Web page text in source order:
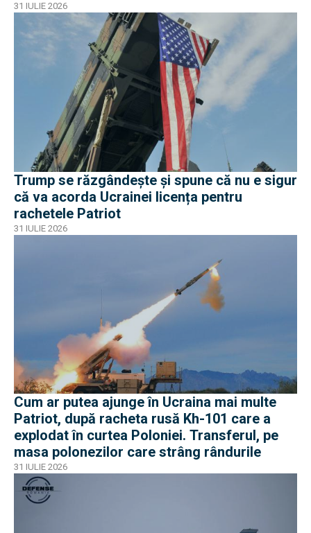
31 IULIE 2026
Trump se răzgândește și spune că nu e sigur
că va acorda Ucrainei licența pentru
rachetele Patriot
31 IULIE 2026
Cum ar putea ajunge în Ucraina mai multe
Patriot, după racheta rusă Kh-101 care a
explodat în curtea Poloniei. Transferul, pe
masa polonezilor care strâng rândurile
31 IULIE 2026